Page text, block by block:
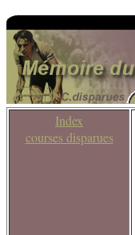
Index
courses disparues